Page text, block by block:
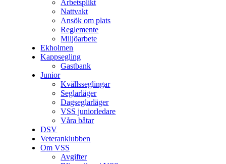
Arbetsplikt
Nattvakt
Ansök om plats
Reglemente
Miljöarbete
Ekholmen
Kappsegling
Gastbank
Junior
Kvällsseglingar
Seglarläger
Dagseglarläger
VSS juniorledare
Våra båtar
DSV
Veteranklubben
Om VSS
Avgifter